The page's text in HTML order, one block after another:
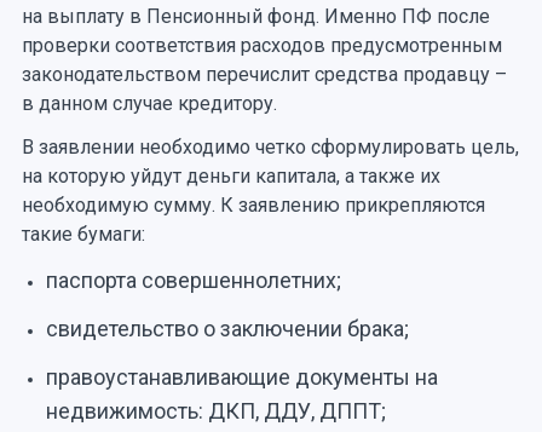
на выплату в Пенсионный фонд. Именно ПФ после
проверки соответствия расходов предусмотренным
законодательством перечислит средства продавцу –
в данном случае кредитору.
В заявлении необходимо четко сформулировать цель,
на которую уйдут деньги капитала, а также их
необходимую сумму. К заявлению прикрепляются
такие бумаги:
паспорта совершеннолетних;
свидетельство о заключении брака;
правоустанавливающие документы на
недвижимость: ДКП, ДДУ, ДППТ;